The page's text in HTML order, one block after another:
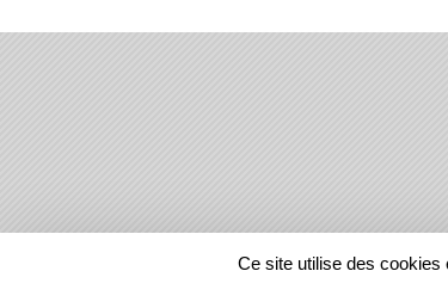
REGIONS
Ce site utilise des